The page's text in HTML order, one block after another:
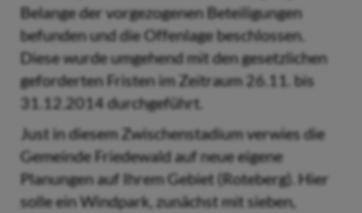
Belange der vorgezogenen Beteiligungen
befunden und die Offenlage beschlossen.
Diese wurde umgehend mit den gesetzlichen
geforderten Fristen im Zeitraum 26.11. bis
31.12.2014 durchgeführt.
Just in diesem Zwischenstadium verwies die
Gemeinde Friedewald auf neue eigene
Planungen auf Ihrem Gebiet (Roteberg). Hier
solle ein Windpark, zunächst mit sieben,